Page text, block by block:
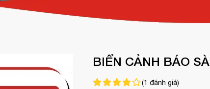
BIỂN CẢNH BÁO
(1 đánh giá)